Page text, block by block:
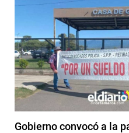
Gobierno convocó a la